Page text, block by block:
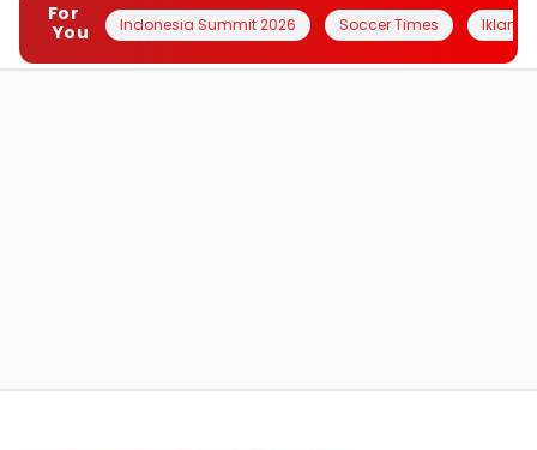
For
You
Indonesia Summit 2026 Soccer Times Iklanin